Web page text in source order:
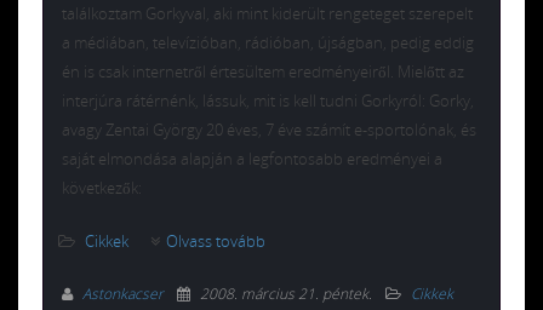
találkoztam Gorkyval, aki mint kiderült rengeteget szerepelt
a médiában, televízióban, rádióban, újságban, pedig eddig
én is csak internetről értesültem eredményeiről. Mielőtt az
interjúra rátérnénk, lássuk, mit is kell tudni Gorkyról: Gorky,
avagy Zentai György 20 éves, 7 éve számít e-sportolónak, és
saját elmondása alapján a legfontosabb eredményei a
következők:
Cikkek Olvass tovább
Astonkacser 2008. március 21. péntek.
Cikkek